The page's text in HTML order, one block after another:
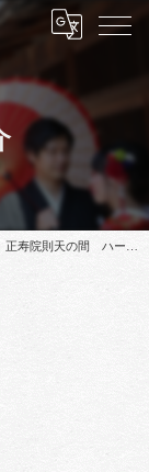
正寿院則天の間 ハートの窓